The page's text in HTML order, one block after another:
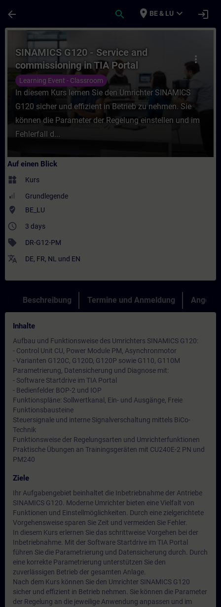
arrow_back search place BE & LU expand_more login
Kurs - SINAMICS G120 - Service and
more_vert
SINAMICS G120 - Service and
commissioning in TIA Portal
Learning Event - Classroom
In diesem Kurs lernen Sie den Umrichter SINAMICS
G120 sicher und effizient in Betrieb zu nehmen. Sie
können die Parameter der Regelung einstellen und im
Fehlerfall d...
Auf einen Blick
widgets Kurs
Grundlegende
where_to_vote BE_LU
access_time 3 days
sell DR-G12-PM
translate DE, FR, NL und EN
Beschreibung Termine und Anmeldung Angebot
Inhalte
Aufbau und Funktionsweise des Umrichters SINAMICS G120:
- Control Unit CU, Power Module PM, Asynchronmotor
- Varianten G120C, G120D, G120P sowie G110, G110M
Parametrierung, Datensicherung und Diagnose mit:
- Software Startdrive im TIA Portal
- Bedienfelder BOP-2 und IOP
Funktionspläne: Sollwertkanal, Ein- und Ausgänge, Freie
Funktionsbausteine
Steuersignale und interne Signalverschaltung mittels BiCo-
Technik
Funktionsweise der Regelungsarten und Umrichterfunktionen
Praktische Übungen an Trainingsgeräten mit CU240E-2 PN und
PM240
Ziele
Ihr Aufgabengebiet beinhaltet die Inbetriebnahme der Antriebe
SINAMICS G120. Moderne Umrichter bieten eine Vielfalt von
Funktionen und Einstellmöglichkeiten. Durch eine zielgerichtete
Vorgehensweise sparen Sie Zeit und vermeiden Sie Fehler.
In diesem Kurs erlernen Sie das schrittweise Vorgehen bei der
Inbetriebnahme. Mit der Software Startdrive im TIA Portal
führen Sie die Parametrierung und Datensicherung durch. Durch
eine korrekte Parametrierung unterstützen Sie den
zuverlässigen Betrieb der gesamten Anlage.
Nach dem Kurs können Sie den Umrichter SINAMICS G120
sicher und effizient in Betrieb nehmen. Sie können die Parameter
der Regelung an die jeweilige Anwendung anpassen und im